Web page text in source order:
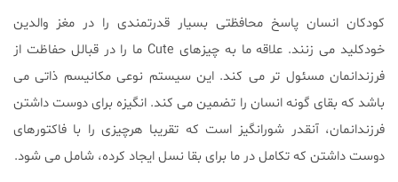
کودکان انسان پاسخ محافظتی بسیار قدرتمندی را در مغز والدین
خودکلید می زنند. علاقه ما به چیزهای Cute ما را در قبالل حفاظت از
فرزندانمان مسئول تر می کند. این سیستم نوعی مکانیسم ذاتی می
باشد که بقای گونه انسان را تضمین می کند. انگیزه برای دوست داشتن
فرزندانمان، آنقدر شورانگیز است که تقریبا هرچیزی را با فاکتورهای
دوست داشتن که تکامل در ما برای بقا نسل ایجاد کرده، شامل می شود.